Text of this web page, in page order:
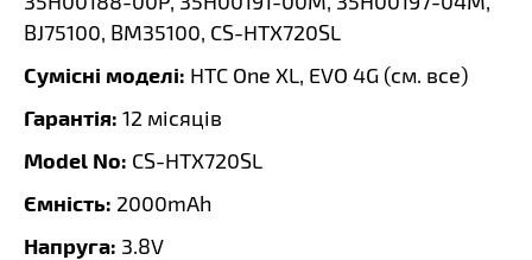
BJ75100, BM35100, CS-HTX720SL
Сумісні моделі: HTC One XL, EVO 4G (см. все)
Гарантія: 12 місяців
Model No: CS-HTX720SL
Ємність: 2000mAh
Напруга: 3.8V